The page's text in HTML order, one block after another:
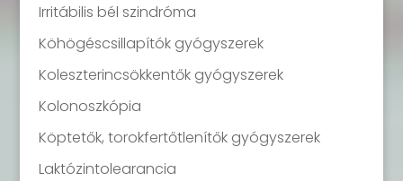
Irritábilis bél szindróma
Köhögéscsillapítók gyógyszerek
Koleszterincsökkentők gyógyszerek
Kolonoszkópia
Köptetők, torokfertőtlenítők gyógyszerek
Laktózintolearancia